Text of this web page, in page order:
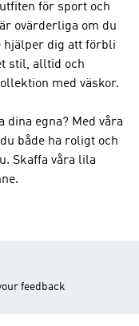
för sport och
ovärderliga om du
hjälper dig att förbli
stil, alltid och
med väskor.
egna? Med våra
både ha roligt och
Skaffa våra lila
feedback